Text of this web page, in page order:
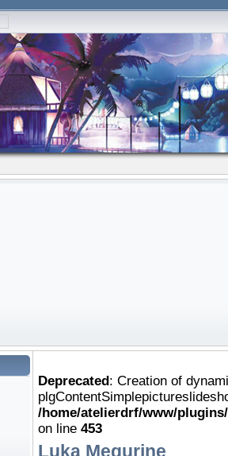
Deprecated: Creation of
/home/atelierdrf/www/
on line 453
Luka Megurine